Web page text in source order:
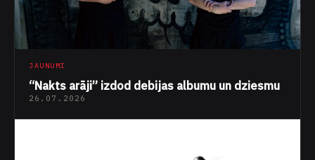
JAUNUMI
“Nakts arāji” izdod debijas albumu un dziesmu
26.07.2026